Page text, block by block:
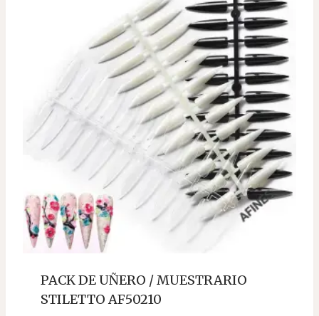
PACK DE UÑERO / MUESTRARIO
STILETTO AF50210